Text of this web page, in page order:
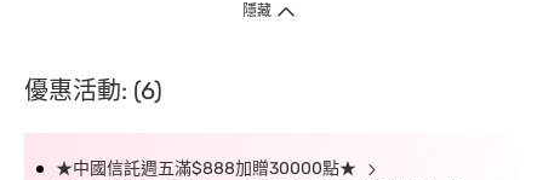
隱藏
優惠活動: (6)
★中國信託週五滿$888加贈30000點★